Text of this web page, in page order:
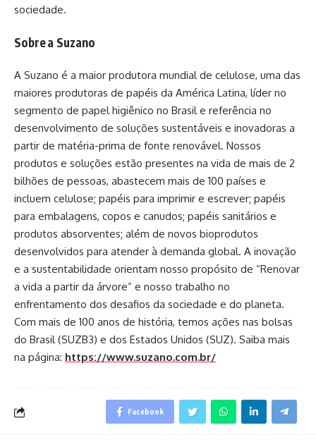
sociedade.
Sobre a Suzano
A Suzano é a maior produtora mundial de celulose, uma das
maiores produtoras de papéis da América Latina, líder no
segmento de papel higiênico no Brasil e referência no
desenvolvimento de soluções sustentáveis e inovadoras a
partir de matéria-prima de fonte renovável. Nossos
produtos e soluções estão presentes na vida de mais de 2
bilhões de pessoas, abastecem mais de 100 países e
incluem celulose; papéis para imprimir e escrever; papéis
para embalagens, copos e canudos; papéis sanitários e
produtos absorventes; além de novos bioprodutos
desenvolvidos para atender à demanda global. A inovação
e a sustentabilidade orientam nosso propósito de “Renovar
a vida a partir da árvore” e nosso trabalho no
enfrentamento dos desafios da sociedade e do planeta.
Com mais de 100 anos de história, temos ações nas bolsas
do Brasil (SUZB3) e dos Estados Unidos (SUZ). Saiba mais
na página: https://www.suzano.com.br/
Facebook